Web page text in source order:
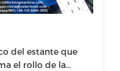
del estante que
el rollo de la